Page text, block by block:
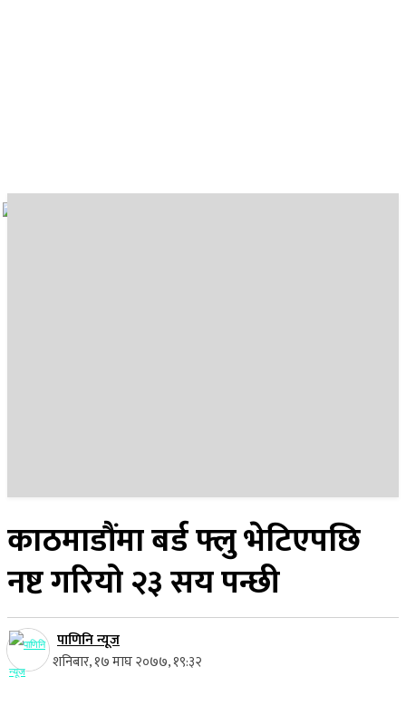
काठमाडौंमा बर्ड फ्लु भेटिएपछि
नष्ट गरियो २३ सय पन्छी
पाणिनि न्यूज
शनिबार, १७ माघ २०७७, १९:३२